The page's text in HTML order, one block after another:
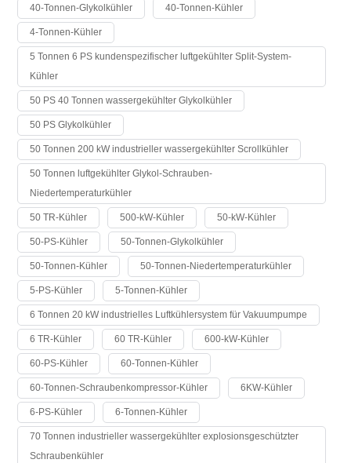
40-Tonnen-Glykolkühler 40-Tonnen-Kühler
4-Tonnen-Kühler
5 Tonnen 6 PS kundenspezifischer luftgekühlter Split-System-
Kühler
50 PS 40 Tonnen wassergekühlter Glykolkühler
50 PS Glykolkühler
50 Tonnen 200 kW industrieller wassergekühlter Scrollkühler
50 Tonnen luftgekühlter Glykol-Schrauben-
Niedertemperaturkühler
50 TR-Kühler 500-kW-Kühler 50-kW-Kühler
50-PS-Kühler 50-Tonnen-Glykolkühler
50-Tonnen-Kühler 50-Tonnen-Niedertemperaturkühler
5-PS-Kühler 5-Tonnen-Kühler
6 Tonnen 20 kW industrielles Luftkühlersystem für Vakuumpumpe
6 TR-Kühler 60 TR-Kühler 600-kW-Kühler
60-PS-Kühler 60-Tonnen-Kühler
60-Tonnen-Schraubenkompressor-Kühler 6KW-Kühler
6-PS-Kühler 6-Tonnen-Kühler
70 Tonnen industrieller wassergekühlter explosionsgeschützter
Schraubenkühler